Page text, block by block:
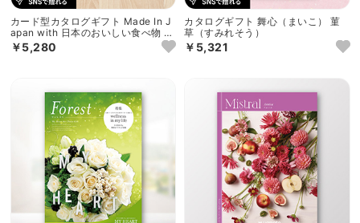
カード型カタログギフト Made In J
apan with 日本のおいしい食べ物 C
MJ08+蓮
￥5,280
カタログギフト 舞心（まいこ） 菫
草（すみれそう）
￥5,321